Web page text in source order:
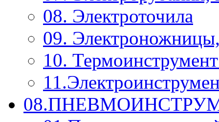
08. Электроточила
09.
10.